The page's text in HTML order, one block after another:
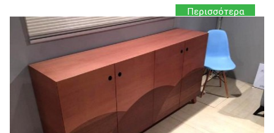
Περισσότερα